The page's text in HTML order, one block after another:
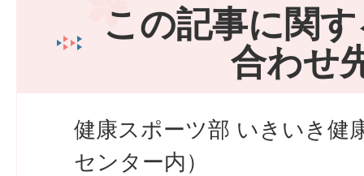
この記事に関
合わせ
健康スポーツ部 いきいき健
センター内）